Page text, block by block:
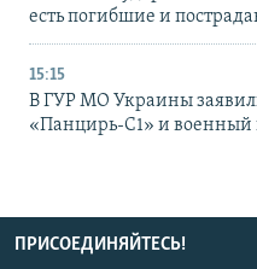
есть погибшие и
15:15
В ГУР МО Украины
«Панцирь-С1» и
ПРИСОЕДИНЯЙТЕСЬ!